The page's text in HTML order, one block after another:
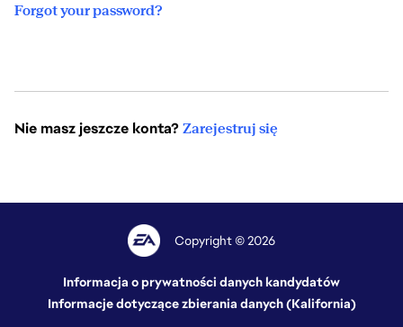
Forgot your password?
Nie masz jeszcze konta? Zarejestruj się
Copyright © 2026
Informacja o prywatności danych kandydatów
Informacje dotyczące zbierania danych (Kalifornia)